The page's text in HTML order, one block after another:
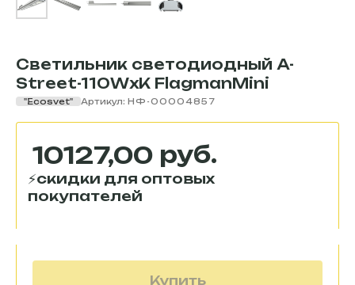
Светильник светодиодный A-
Street-110WxK FlagmanMini
"Ecosvet" Артикул: НФ-00004857
10127,00 руб.
Купить